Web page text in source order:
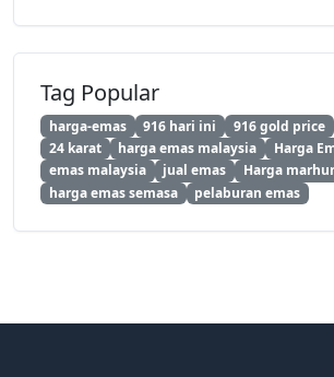
Tag Popular
harga-emas 916 hari ini 916 gold price
24 karat
harga emas malaysia Harga
emas malaysia
jual emas Harga
harga emas semasa
pelaburan emas